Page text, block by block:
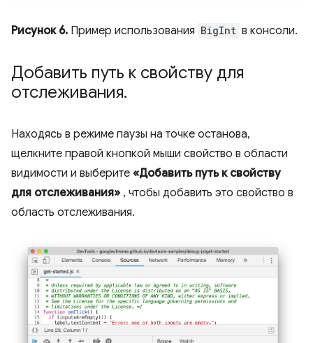
Рисунок 6. Пример использования BigInt в консоли.
Добавить путь к свойству для
отслеживания.
Находясь в режиме паузы на точке останова,
щелкните правой кнопкой мыши свойство в области
видимости и выберите «Добавить путь к свойству
для отслеживания» , чтобы добавить это свойство в
область отслеживания.